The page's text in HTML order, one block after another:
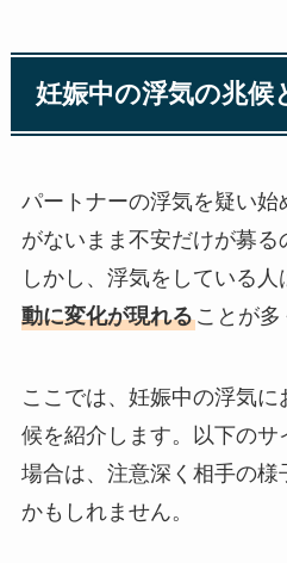
妊娠中の浮気の兆候
パートナーの浮気を疑い
がないまま不安だけが募る
しかし、浮気をしている人
動に変化が現れることが多
ここでは、妊娠中の浮気
候を紹介します。以下のサ
場合は、注意深く相手の様
かもしれません。